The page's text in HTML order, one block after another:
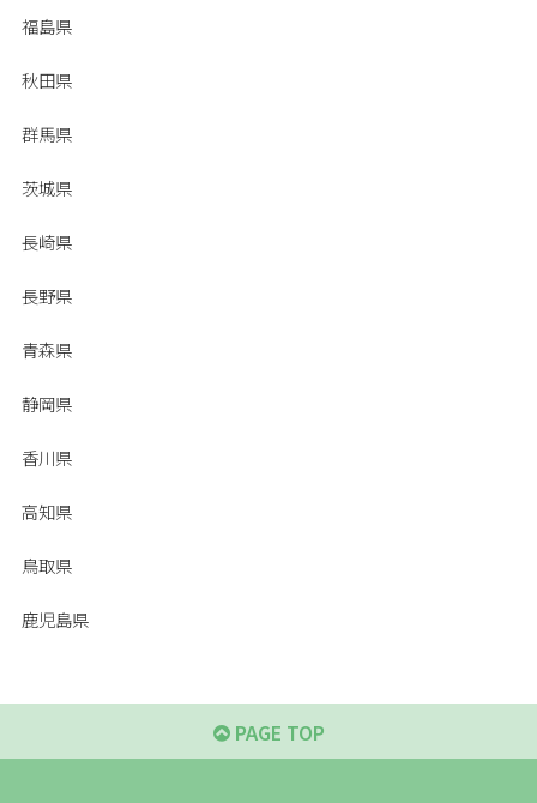
福島県
秋田県
群馬県
茨城県
長崎県
長野県
青森県
静岡県
香川県
高知県
鳥取県
鹿児島県
PAGE TOP